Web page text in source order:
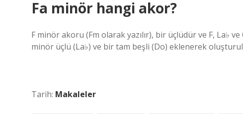
Fa minör hangi akor?
F minör akoru (Fm olarak yazılır), bir üçlüdür ve F, La♭
minör üçlü (La♭) ve bir tam beşli (Do) eklenerek
Tarih: Makaleler